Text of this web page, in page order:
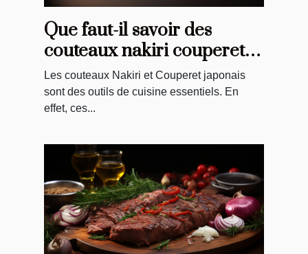
Que faut-il savoir des
couteaux nakiri couperet
du Japon ?
Les couteaux Nakiri et Couperet japonais
sont des outils de cuisine essentiels. En
effet, ces...